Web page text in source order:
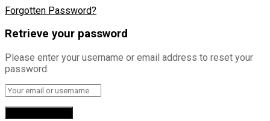
Forgotten Password?
Retrieve your password
Please enter your username or email address to reset your
password.